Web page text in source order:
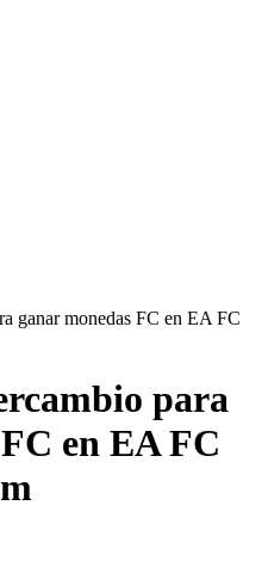
ganar monedas FC en EA FC
para
en EA FC